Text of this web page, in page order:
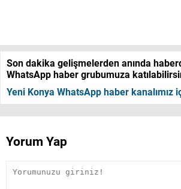
Son dakika gelişmelerden anında
WhatsApp haber grubumuza
Yeni Konya WhatsApp haber kanalımız
Yorum Yap